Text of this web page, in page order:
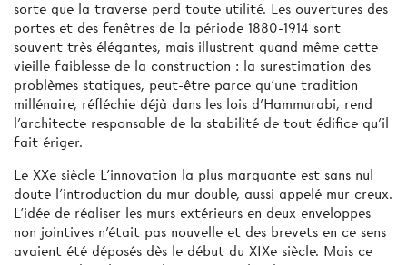
sorte que la traverse perd toute utilité. Les ouvertures des
portes et des fenêtres de la période 1880-1914 sont
souvent très élégantes, mais illustrent quand même cette
vieille faiblesse de la construction : la surestimation des
problèmes statiques, peut-être parce qu'une tradition
millénaire, réfléchie déjà dans les lois d'Hammurabi, rend
l’architecte responsable de la stabilité de tout édifice qu'il
fait ériger.
Le XXe siècle L'innovation la plus marquante est sans nul
doute l'introduction du mur double, aussi appelé mur creux.
L'idée de réaliser les murs extérieurs en deux enveloppes
non jointives n'était pas nouvelle et des brevets en ce sens
avaient été déposés dès le début du XIXe siècle. Mais ce